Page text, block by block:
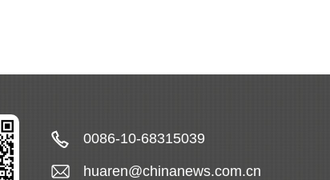
0086-10-68315039
huaren@chinanews.com.cn